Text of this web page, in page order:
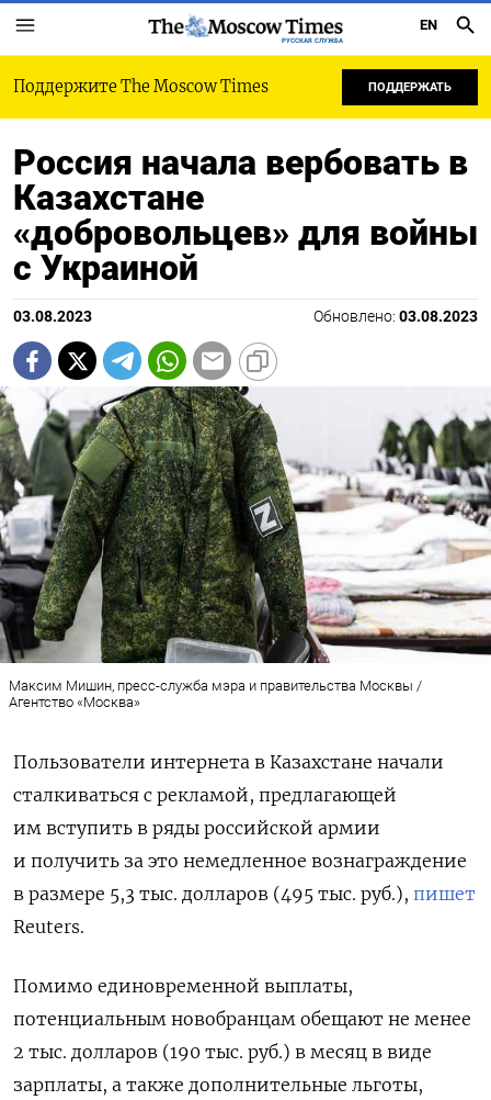
РУССКАЯ СЛУЖБА
EN
Поддержите The Moscow Times ПОДДЕРЖАТЬ
Россия начала вербовать в
Казахстане
«добровольцев» для войны
с Украиной
03.08.2023 Обновлено: 03.08.2023
Максим Мишин, пресс-служба мэра и правительства Москвы /
Агентство «Москва»
Пользователи интернета в Казахстане начали
сталкиваться с рекламой, предлагающей
им вступить в ряды российской армии
и получить за это немедленное вознаграждение
в размере 5,3 тыс. долларов (495 тыс. руб.), пишет
Reuters.
Помимо единовременной выплаты,
потенциальным новобранцам обещают не менее
2 тыс. долларов (190 тыс. руб.) в месяц в виде
зарплаты, а также дополнительные льготы,